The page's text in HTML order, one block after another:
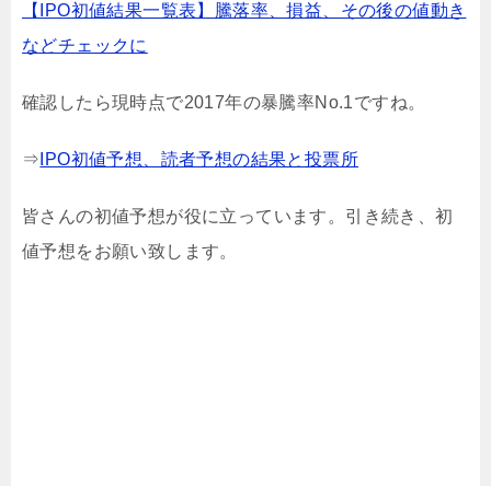
【IPO初値結果一覧表】騰落率、損益、その後の値動き
などチェックに
確認したら現時点で2017年の暴騰率No.1ですね。
⇒ IPO初値予想、読者予想の結果と投票所
皆さんの初値予想が役に立っています。引き続き、初
値予想をお願い致します。